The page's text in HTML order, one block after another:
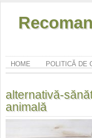
HOME POLITICĂ DE
alternativă-
animală